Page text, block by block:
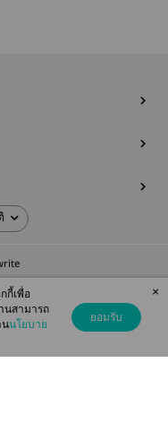
Public Company Limited
กี้เพื่อ
นสามารถ
นนโยบาย
ยอมรับ
×